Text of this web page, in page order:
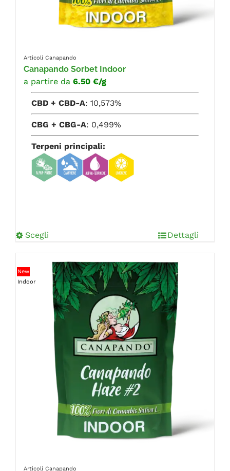
Articoli Canapando
Canapando Sorbet Indoor
a partire da 6.50 €/g
CBD + CBD-A: 10,573%
CBG + CBG-A: 0,499%
Terpeni principali:
Scegli Dettagli
New
Indoor
Articoli Canapando